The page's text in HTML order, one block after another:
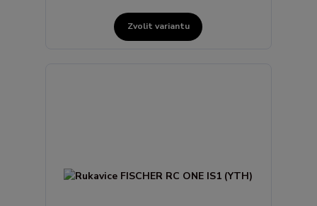
Zvolit variantu